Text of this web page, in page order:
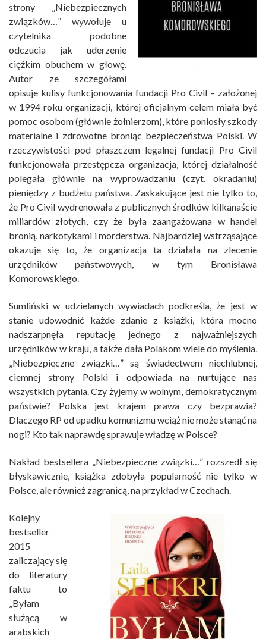
strony „Niebezpiecznych
związków…” wywołuje u
czytelnika podobne
odczucia jak uderzenie
ciężkim obuchem w głowę.
Autor ze szczegółami
opisuje kulisy funkcjonowania fundacji Pro Civil – założonej
w 1994 roku organizacji, której oficjalnym celem miała być
pomoc osobom (głównie żołnierzom), które poniosły szkody
materialne i zdrowotne broniąc bezpieczeństwa Polski. W
rzeczywistości pod płaszczem legalnej fundacji Pro Civil
funkcjonowała przestępcza organizacja, której działalność
polegała głównie na wyprowadzaniu (czyt. okradaniu)
pieniędzy z budżetu państwa. Zaskakujące jest nie tylko to,
że Pro Civil wydrenowała z publicznych środków kilkanaście
miliardów złotych, czy że była zaangażowana w handel
bronią, narkotykami i morderstwa. Najbardziej wstrząsające
okazuje się to, że organizacja ta działała na zlecenie
urzędników państwowych, w tym Bronisława
Komorowskiego.
Sumliński w udzielanych wywiadach podkreśla, że jest w
stanie udowodnić każde zdanie z książki, która mocno
nadszarpnęła reputację jednego z najważniejszych
urzędników w kraju, a także dała Polakom wiele do myślenia.
„Niebezpieczne związki…” są świadectwem niechlubnej,
ciemnej strony Polski i odpowiada na nurtujące nas
wszystkich pytania. Czy żyjemy w wolnym, demokratycznym
państwie? Polska jest krajem prawa czy bezprawia?
Dlaczego RP od upadku komunizmu wciąż nie może stanąć na
nogi? Kto tak naprawdę sprawuje władzę w Polsce?
Nakład bestsellera „Niebezpieczne związki…” rozszedł się
błyskawicznie, książka zdobyła popularność nie tylko w
Polsce, ale również zagranicą, na przykład w Czechach.
Kolejny
bestseller
2015
zaliczający się
do literatury
faktu to
„Byłam
służącą w
arabskich